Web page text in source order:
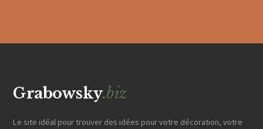
Grabowsky.biz
Le site idéal pour trouver des idées pour votre décoration, votre